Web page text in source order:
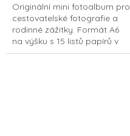
Originální mini fotoalbum pro
cestovatelské fotografie a
rodinné zážitky. Formát A6
na výšku s 15 listů papírů v
bílé i černé barvě.